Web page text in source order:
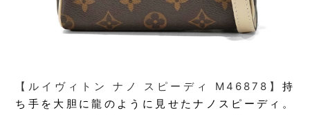
【ルイヴィトン ナノ スピーディ M46878】 持
ち手を大胆に龍のように見せたナノスピーディ。